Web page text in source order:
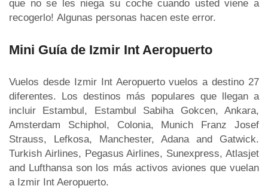
que no se les niega su coche cuando usted viene a
recogerlo! Algunas personas hacen este error.
Mini Guía de Izmir Int Aeropuerto
Vuelos desde Izmir Int Aeropuerto vuelos a destino 27
diferentes. Los destinos más populares que llegan a
incluir Estambul, Estambul Sabiha Gokcen, Ankara,
Amsterdam Schiphol, Colonia, Munich Franz Josef
Strauss, Lefkosa, Manchester, Adana and Gatwick.
Turkish Airlines, Pegasus Airlines, Sunexpress, Atlasjet
and Lufthansa son los más activos aviones que vuelan
a Izmir Int Aeropuerto.